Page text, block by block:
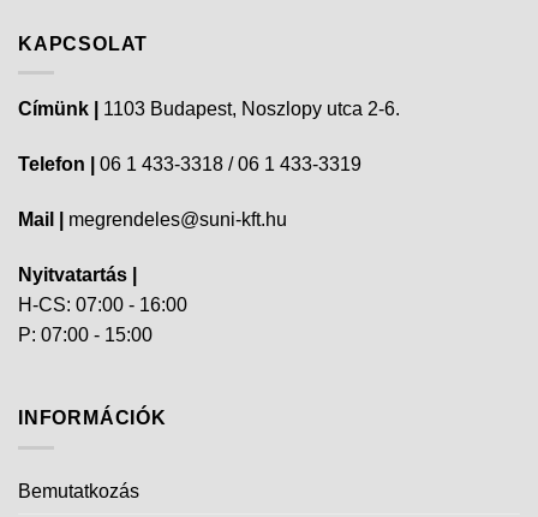
KAPCSOLAT
Címünk | 1103 Budapest, Noszlopy utca 2-6.
Telefon | 06 1 433-3318 / 06 1 433-3319
Mail | megrendeles@suni-kft.hu
Nyitvatartás |
H-CS: 07:00 - 16:00
P: 07:00 - 15:00
INFORMÁCIÓK
Bemutatkozás